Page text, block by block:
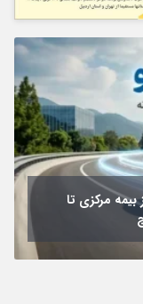
بیمه مرکزی تا